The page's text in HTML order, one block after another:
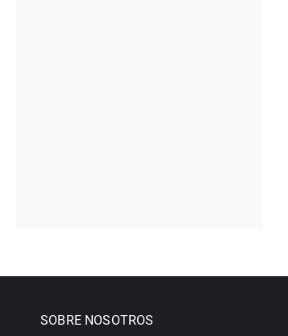
SOBRE NOSOTROS